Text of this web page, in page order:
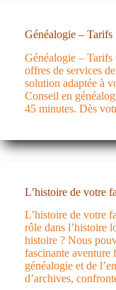
Généalogie – Tarifs
Généalogie – Tarifs
offres de services
solution adaptée à
Conseil en
45 minutes. Dès
L’histoire de votre
L’histoire de votre
rôle dans l’histoire
histoire ? Nous
fascinante aventure
généalogie et de
d’archives,